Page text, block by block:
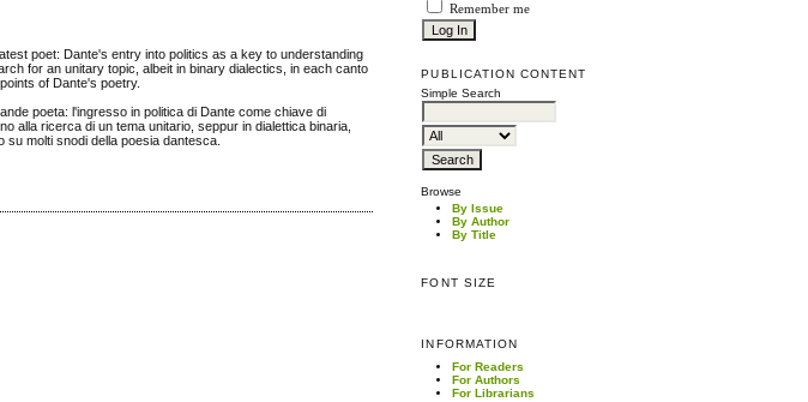
Remember me
PUBLICATION CONTENT
Simple Search
Browse
By Issue
By Author
By Title
FONT SIZE
INFORMATION
For Readers
For Authors
For Librarians
poet: Dante's entry into politics as a key to understanding
for an unitary topic, albeit in binary dialectics, in each canto
of Dante's poetry.
poeta: l'ingresso in politica di Dante come chiave di
alla ricerca di un tema unitario, seppur in dialettica binaria,
molti snodi della poesia dantesca.